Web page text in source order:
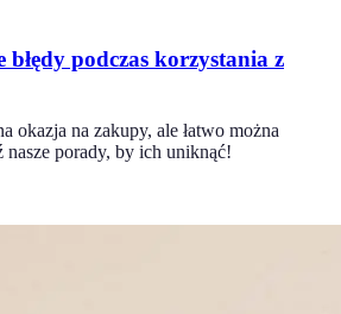
błędy podczas korzystania z
okazja na zakupy, ale łatwo można
nasze porady, by ich uniknąć!